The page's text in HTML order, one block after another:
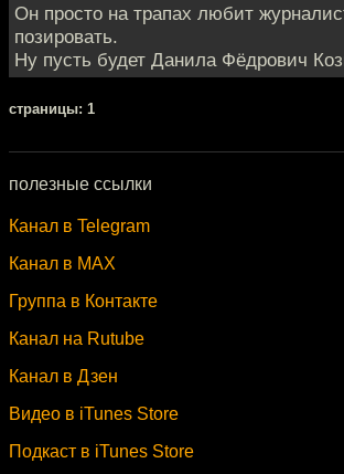
Он просто на трапах любит
позировать.
Ну пусть будет Данила Фёдрович
cтраницы: 1
полезные ссылки
Канал в Telegram
Канал в MAX
Группа в Контакте
Канал на Rutube
Канал в Дзен
Видео в iTunes Store
Подкаст в iTunes Store